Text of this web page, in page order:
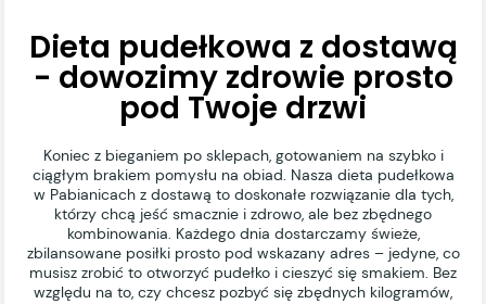
Dieta pudełkowa z dostawą
- dowozimy zdrowie prosto
pod Twoje drzwi
Koniec z bieganiem po sklepach, gotowaniem na szybko i
ciągłym brakiem pomysłu na obiad. Nasza dieta pudełkowa
w Pabianicach z dostawą to doskonałe rozwiązanie dla tych,
którzy chcą jeść smacznie i zdrowo, ale bez zbędnego
kombinowania. Każdego dnia dostarczamy świeże,
zbilansowane posiłki prosto pod wskazany adres – jedyne, co
musisz zrobić to otworzyć pudełko i cieszyć się smakiem. Bez
względu na to, czy chcesz pozbyć się zbędnych kilogramów,